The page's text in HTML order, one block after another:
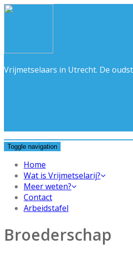
Vrijmetselaars in Utrecht. De
Toggle navigation
Home
Wat is Vrijmetselarij?
Meer weten?
Contact
Arbeidstafel
Broederschap